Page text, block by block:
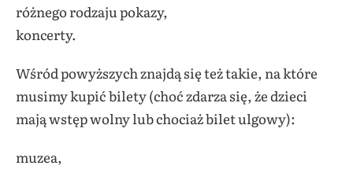
różnego rodzaju pokazy,
koncerty.
Wśród powyższych znajdą się też takie, na które
musimy kupić bilety (choć zdarza się, że dzieci
mają wstęp wolny lub chociaż bilet ulgowy):
muzea,